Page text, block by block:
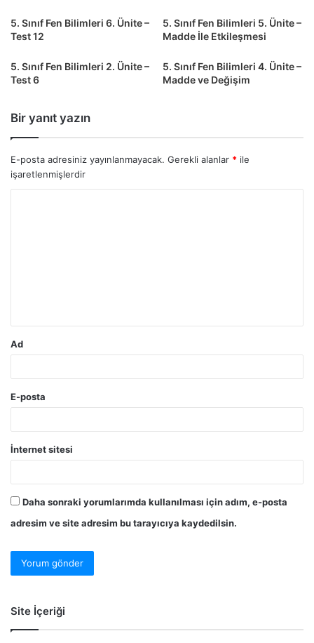
5. Sınıf Fen Bilimleri 6. Ünite –
Test 12
5. Sınıf Fen Bilimleri 5. Ünite –
Madde İle Etkileşmesi
5. Sınıf Fen Bilimleri 2. Ünite –
Test 6
5. Sınıf Fen Bilimleri 4. Ünite –
Madde ve Değişim
Bir yanıt yazın
E-posta adresiniz yayınlanmayacak. Gerekli alanlar * ile
işaretlenmişlerdir
Ad
E-posta
İnternet sitesi
Daha sonraki yorumlarımda kullanılması için adım, e-posta
adresim ve site adresim bu tarayıcıya kaydedilsin.
Site İçeriği